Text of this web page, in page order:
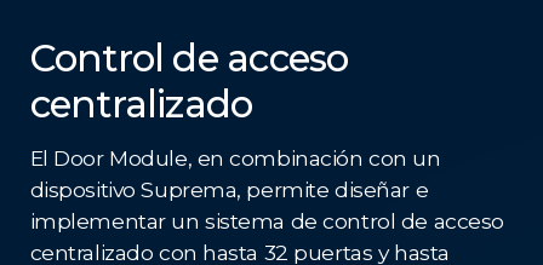
Control de acceso
centralizado
El Door Module, en combinación con un
dispositivo Suprema, permite diseñar e
implementar un sistema de control de acceso
centralizado con hasta 32 puertas y hasta